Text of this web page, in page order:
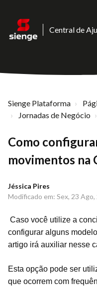
Central de
Sienge Plataforma
Jornadas de Negócio
Como
movimentos na
Jéssica Pires
Modificado em: Sex, 23
Caso você utilize a
configurar alguns
artigo irá auxiliar nesse
Esta opção pode ser
que ocorrem com